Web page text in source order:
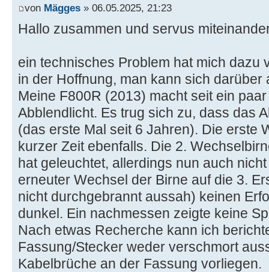
von Mägges » 06.05.2025, 21:23
Hallo zusammen und servus
ein technisches Problem hat mich dazu
in der Hoffnung, man kann sich
Meine F800R (2013) macht seit ein
Abblendlicht. Es trug sich zu, dass das
(das erste Mal seit 6 Jahren). Die erste
kurzer Zeit ebenfalls. Die 2.
hat geleuchtet, allerdings nun auch
erneuter Wechsel der Birne auf die 3.
nicht durchgebrannt aussah) keinen
dunkel. Ein nachmessen zeigte keine
Nach etwas Recherche kann ich
Fassung/Stecker weder verschmort
Kabelbrüche an der Fassung vorliegen.